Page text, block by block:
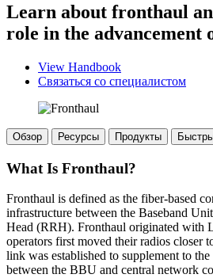
Learn about fronthaul
role in the advancement
View Handbook
Связаться со специалистом
Обзор Ресурсы Продукты
What Is Fronthaul?
Fronthaul is defined as the fiber-based
infrastructure between the Baseband
Head (RRH). Fronthaul originated with
operators first moved their radios closer
link was established to supplement to
between the BBU and central network